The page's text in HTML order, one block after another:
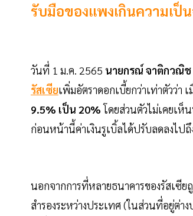
รับมือของแพงเกินความเป็
วันที่ 1 ม.ค. 2565 นายกรณ์ จาติกวณิช
รัสเซียเพิ่มอัตราดอกเบี้ยกว่าเท่าตัวว่า เ
9.5% เป็น 20%โดยส่วนตัวไม่เคยเห็
ก่อนหน้านี้ค่าเงินรูเบิ้ลได้ปรับลดลงไป
นอกจากการที่หลายธนาคารของรัสเซีย
สำรองระหว่างประเทศ (ในส่วนที่อยู่ต่า